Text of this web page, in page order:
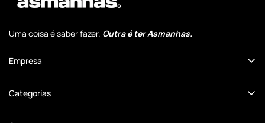
Uma coisa é saber fazer. Outra é ter Asmanhas.
Empresa
Comunidade Cansados Anônimos
Categorias